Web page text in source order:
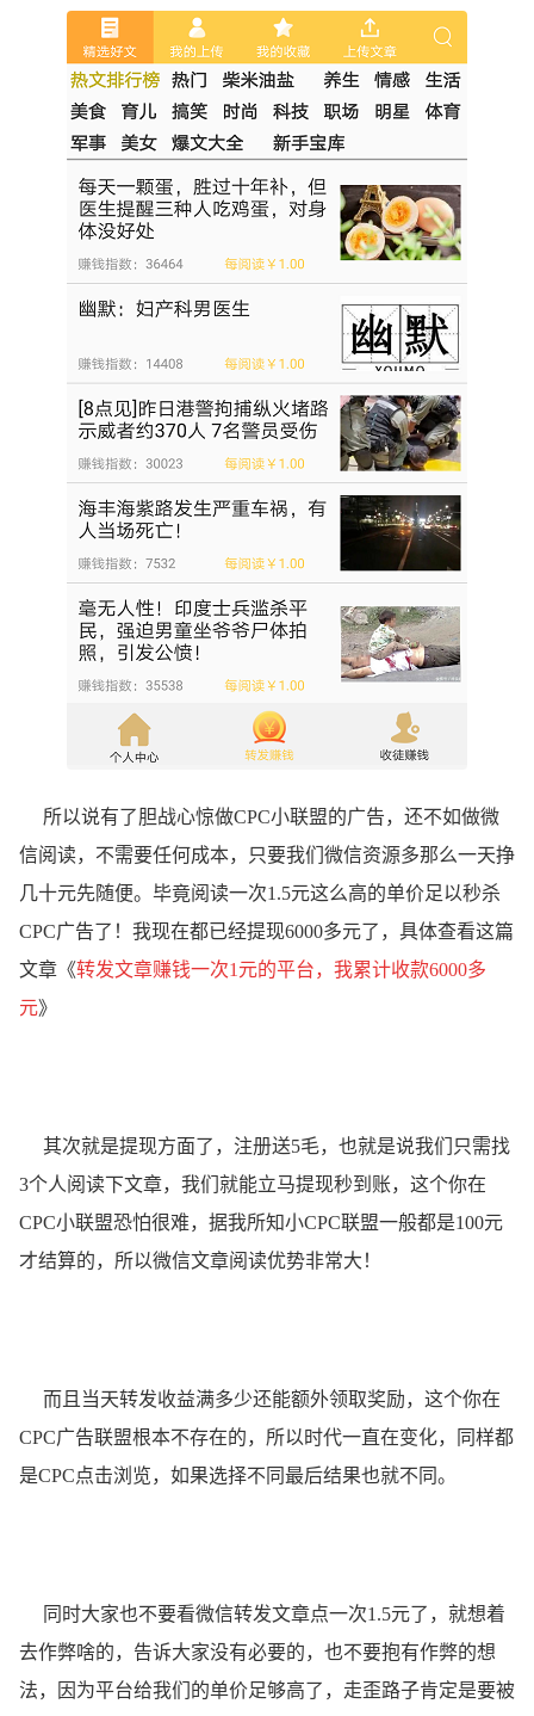
所以说有了胆战心惊做CPC小联盟的广告，还不如做微
信阅读，不需要任何成本，只要我们微信资源多那么一天挣
几十元先随便。毕竟阅读一次1.5元这么高的单价足以秒杀
CPC广告了！我现在都已经提现6000多元了，具体查看这篇
文章《转发文章赚钱一次1元的平台，我累计收款6000多
元》
其次就是提现方面了，注册送5毛，也就是说我们只需找
3个人阅读下文章，我们就能立马提现秒到账，这个你在
CPC小联盟恐怕很难，据我所知小CPC联盟一般都是100元
才结算的，所以微信文章阅读优势非常大！
而且当天转发收益满多少还能额外领取奖励，这个你在
CPC广告联盟根本不存在的，所以时代一直在变化，同样都
是CPC点击浏览，如果选择不同最后结果也就不同。
同时大家也不要看微信转发文章点一次1.5元了，就想着
去作弊啥的，告诉大家没有必要的，也不要抱有作弊的想
法，因为平台给我们的单价足够高了，走歪路子肯定是要被